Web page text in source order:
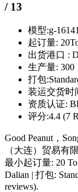
/ 13
模型:g-16141
起订量:
出货港口 :
生产量: 300
打包:
装运交货时
资质认证:
评分:4.4 (7
Good Peanut，
（大连）贸易有
最小起订量: 20
Dalian | 打包:
reviews).